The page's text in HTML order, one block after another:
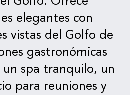
elegantes con
vistas del Golfo de
gastronómicas
spa tranquilo, un
para reuniones y